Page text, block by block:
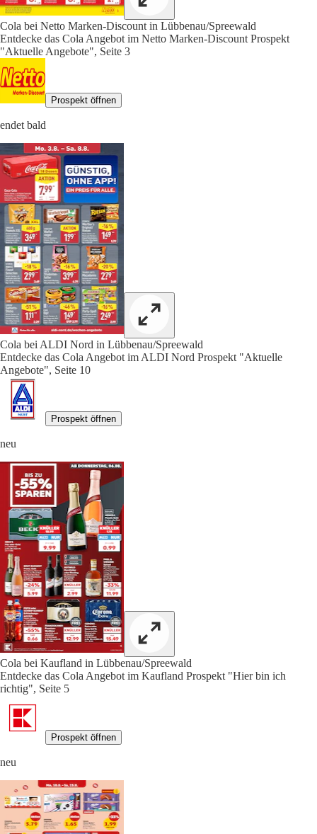
Cola bei Netto Marken-Discount in Lübbenau/Spreewald
Entdecke das Cola Angebot im Netto Marken-Discount Prospekt
"Aktuelle Angebote", Seite 3
Prospekt öffnen
endet bald
Cola bei ALDI Nord in Lübbenau/Spreewald
Entdecke das Cola Angebot im ALDI Nord Prospekt "Aktuelle
Angebote", Seite 10
Prospekt öffnen
neu
Cola bei Kaufland in Lübbenau/Spreewald
Entdecke das Cola Angebot im Kaufland Prospekt "Hier bin ich
richtig", Seite 5
Prospekt öffnen
neu